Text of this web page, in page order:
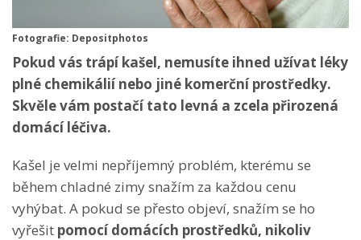
Fotografie: Depositphotos
Pokud vás trápí kašel, nemusíte ihned užívat léky
plné chemikálií nebo jiné komerční prostředky.
Skvěle vám postačí tato levná a zcela přirozená
domácí léčiva.
Kašel je velmi nepříjemný problém, kterému se
během chladné zimy snažím za každou cenu
vyhýbat. A pokud se přesto objeví, snažím se ho
vyřešit pomocí domácích prostředků, nikoliv